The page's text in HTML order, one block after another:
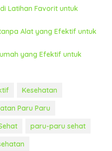
Latihan Favorit untuk
Alat yang Efektif untuk
yang Efektif untuk
Kesehatan
Paru Paru
paru-paru sehat